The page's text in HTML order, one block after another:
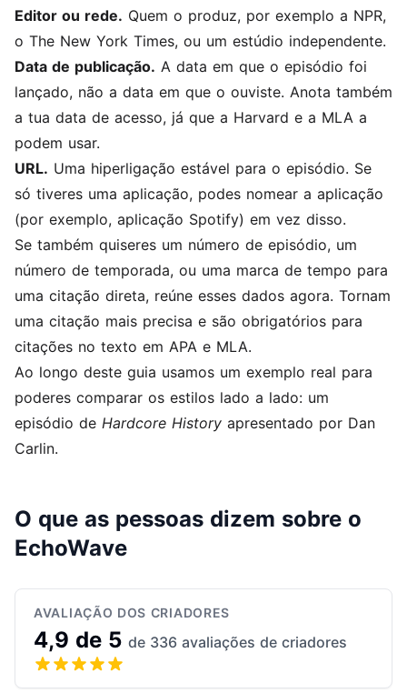
Editor ou rede. Quem o produz, por exemplo a NPR,
o The New York Times, ou um estúdio independente.
Data de publicação. A data em que o episódio foi
lançado, não a data em que o ouviste. Anota também
a tua data de acesso, já que a Harvard e a MLA a
podem usar.
URL. Uma hiperligação estável para o episódio. Se
só tiveres uma aplicação, podes nomear a aplicação
(por exemplo, aplicação Spotify) em vez disso.
Se também quiseres um número de episódio, um
número de temporada, ou uma marca de tempo para
uma citação direta, reúne esses dados agora. Tornam
uma citação mais precisa e são obrigatórios para
citações no texto em APA e MLA.
Ao longo deste guia usamos um exemplo real para
poderes comparar os estilos lado a lado: um
episódio de Hardcore History apresentado por Dan
Carlin.
O que as pessoas dizem sobre o
EchoWave
AVALIAÇÃO DOS CRIADORES
4,9 de 5 de 336 avaliações de criadores